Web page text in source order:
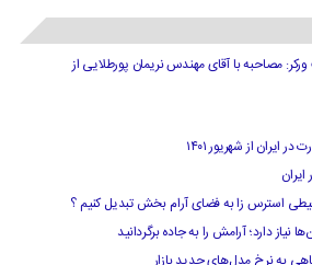
ورکر: مصاحبه با آقای مهندس نریمان پورطلایی از
ایران از شهریور ۱۴۰۱
استرس زا به فضای آرام بخش تبدیل کنیم ؟
دارد؛ آرامش را به جاده برگردانید
به نرخ مدل‌های جدید بازار